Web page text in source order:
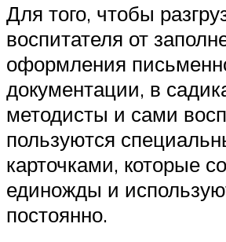
Для того, чтобы
воспитателя от
оформления
документации, в
методисты и сами
пользуются
карточками, которые
единожды и
постоянно.